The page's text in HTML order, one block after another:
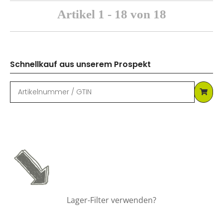
Artikel 1 - 18 von 18
Schnellkauf aus unserem Prospekt
Lager-Filter verwenden?